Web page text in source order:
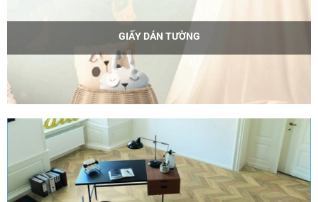
GIẤY DÁN TƯỜNG